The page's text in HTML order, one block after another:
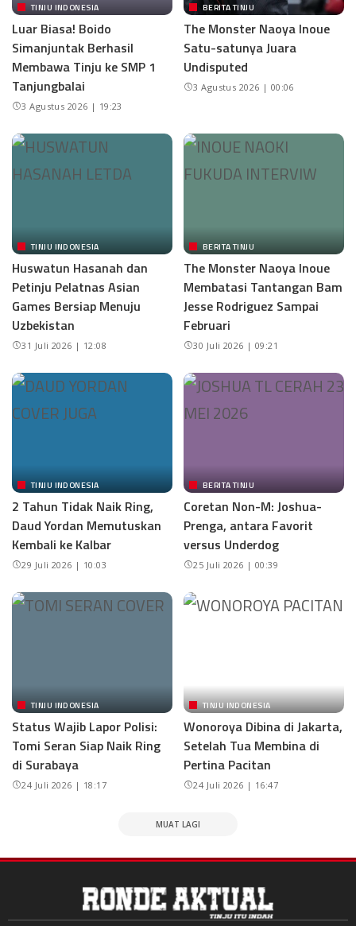
TINJU INDONESIA
Luar Biasa! Boido
Simanjuntak Berhasil
Membawa Tinju ke SMP 1
Tanjungbalai
3 Agustus 2026 | 19:23
BERITA TINJU
The Monster Naoya Inoue
Satu-satunya Juara
Undisputed
3 Agustus 2026 | 00:06
TINJU INDONESIA
Huswatun Hasanah dan
Petinju Pelatnas Asian
Games Bersiap Menuju
Uzbekistan
31 Juli 2026 | 12:08
BERITA TINJU
The Monster Naoya Inoue
Membatasi Tantangan Bam
Jesse Rodriguez Sampai
Februari
30 Juli 2026 | 09:21
TINJU INDONESIA
2 Tahun Tidak Naik Ring,
Daud Yordan Memutuskan
Kembali ke Kalbar
29 Juli 2026 | 10:03
BERITA TINJU
Coretan Non-M: Joshua-
Prenga, antara Favorit
versus Underdog
25 Juli 2026 | 00:39
TINJU INDONESIA
Status Wajib Lapor Polisi:
Tomi Seran Siap Naik Ring
di Surabaya
24 Juli 2026 | 18:17
TINJU INDONESIA
Wonoroya Dibina di Jakarta,
Setelah Tua Membina di
Pertina Pacitan
24 Juli 2026 | 16:47
MUAT LAGI